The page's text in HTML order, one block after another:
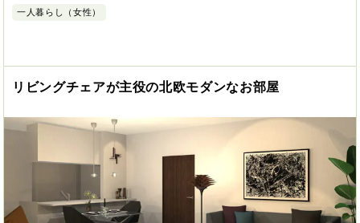
一人暮らし（女性）
リビングチェアが主役の北欧モダンなお部屋